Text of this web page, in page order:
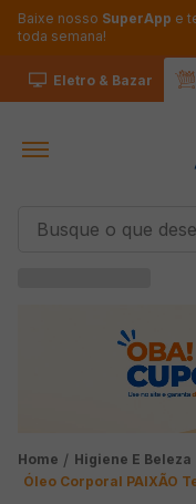
Baixe nosso SuperApp e
toda semana!
Eletro & Bazar
Higiene E Beleza
Óleo Corporal PAIXÃO